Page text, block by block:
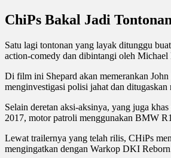
ChiPs Bakal Jadi
Satu lagi tontonan yang layak ditunggu
action-comedy dan dibintangi oleh Michael
Di film ini Shepard akan memerankan
menginvestigasi polisi jahat dan
Selain deretan aksi-aksinya, yang juga
2017, motor patroli menggunakan BMW
Lewat trailernya yang telah rilis, CHiPs
mengingatkan dengan Warkop DKI